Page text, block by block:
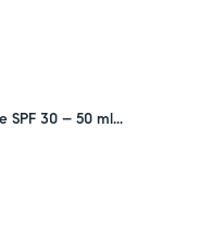
SPF 30 – 50 ml...